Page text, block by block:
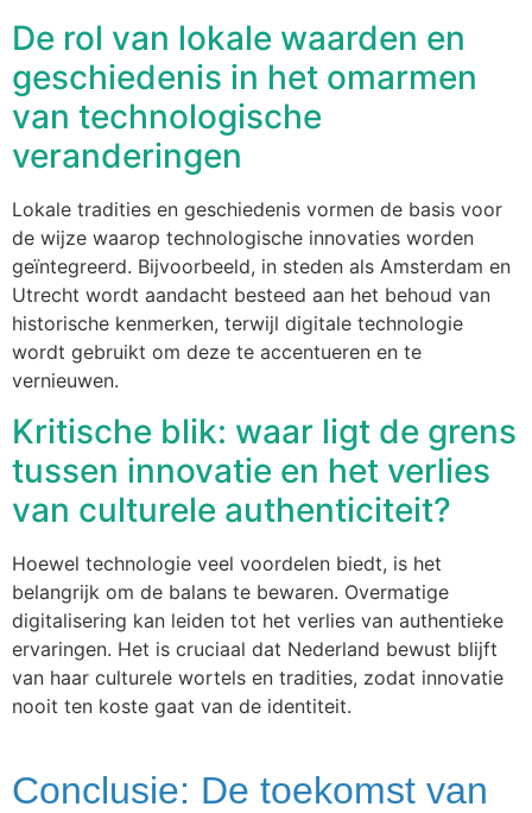
De rol van lokale waarden en
geschiedenis in het omarmen
van technologische
veranderingen
Lokale tradities en geschiedenis vormen de basis voor
de wijze waarop technologische innovaties worden
geïntegreerd. Bijvoorbeeld, in steden als Amsterdam en
Utrecht wordt aandacht besteed aan het behoud van
historische kenmerken, terwijl digitale technologie
wordt gebruikt om deze te accentueren en te
vernieuwen.
Kritische blik: waar ligt de grens
tussen innovatie en het verlies
van culturele authenticiteit?
Hoewel technologie veel voordelen biedt, is het
belangrijk om de balans te bewaren. Overmatige
digitalisering kan leiden tot het verlies van authentieke
ervaringen. Het is cruciaal dat Nederland bewust blijft
van haar culturele wortels en tradities, zodat innovatie
nooit ten koste gaat van de identiteit.
Conclusie: De toekomst van